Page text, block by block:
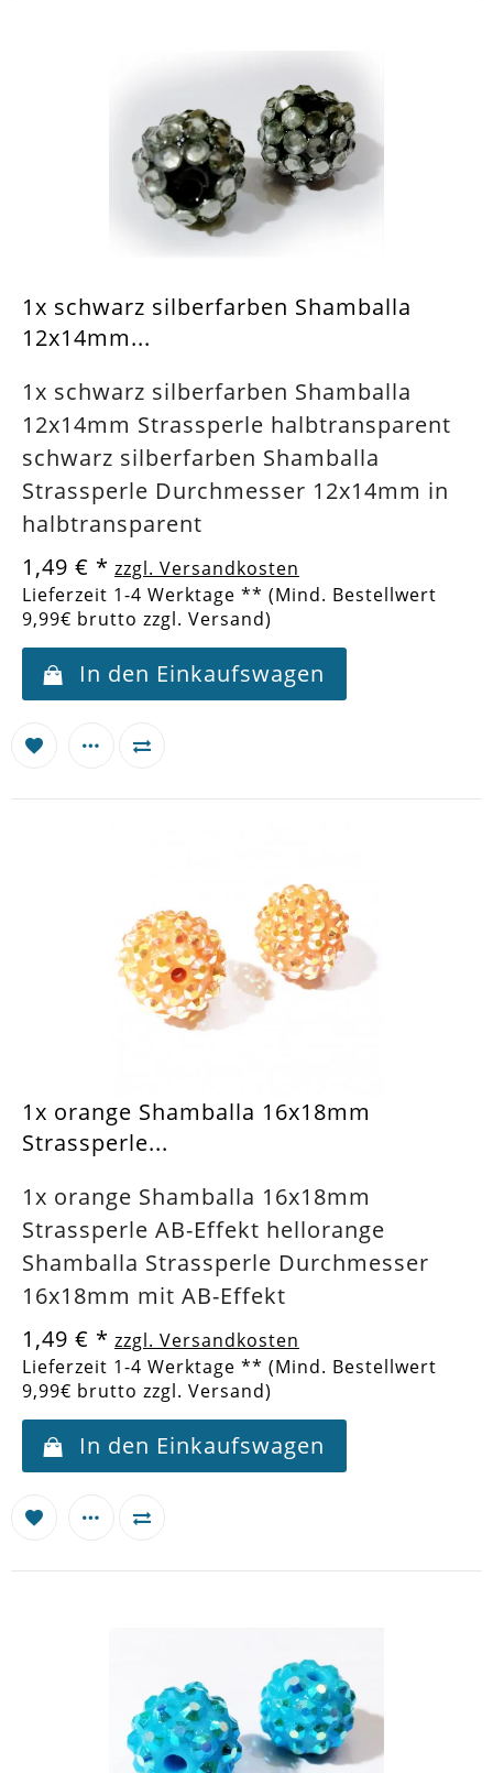
1x schwarz silberfarben Shamballa
12x14mm...
1x schwarz silberfarben Shamballa
12x14mm Strassperle halbtransparent
schwarz silberfarben Shamballa
Strassperle Durchmesser 12x14mm in
halbtransparent
1,49 € * zzgl. Versandkosten
Lieferzeit 1-4 Werktage ** (Mind. Bestellwert
9,99€ brutto zzgl. Versand)
In den Einkaufswagen
1x orange Shamballa 16x18mm
Strassperle...
1x orange Shamballa 16x18mm
Strassperle AB-Effekt hellorange
Shamballa Strassperle Durchmesser
16x18mm mit AB-Effekt
1,49 € * zzgl. Versandkosten
Lieferzeit 1-4 Werktage ** (Mind. Bestellwert
9,99€ brutto zzgl. Versand)
In den Einkaufswagen